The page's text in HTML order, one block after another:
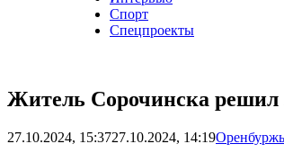
Спорт
Спецпроекты
Житель Сорочинска решил
27.10.2024, 15:3727.10.2024, 14:19